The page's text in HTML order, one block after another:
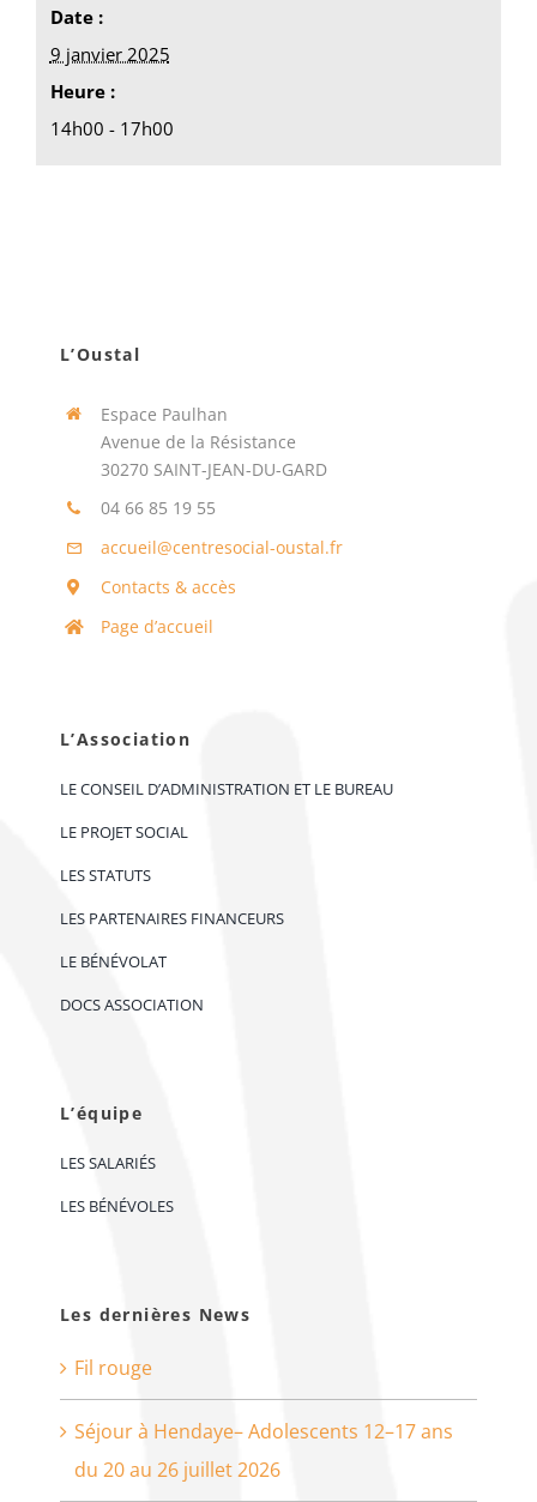
Date :
9 janvier 2025
Heure :
14h00 - 17h00
L’Oustal
Espace Paulhan
Avenue de la Résistance
30270 SAINT-JEAN-DU-GARD
04 66 85 19 55
accueil@centresocial-oustal.fr
Contacts & accès
Page d’accueil
L’Association
LE CONSEIL D’ADMINISTRATION ET LE BUREAU
LE PROJET SOCIAL
LES STATUTS
LES PARTENAIRES FINANCEURS
LE BÉNÉVOLAT
DOCS ASSOCIATION
L’équipe
LES SALARIÉS
LES BÉNÉVOLES
Les dernières News
Fil rouge
Séjour à Hendaye– Adolescents 12–17 ans
du 20 au 26 juillet 2026